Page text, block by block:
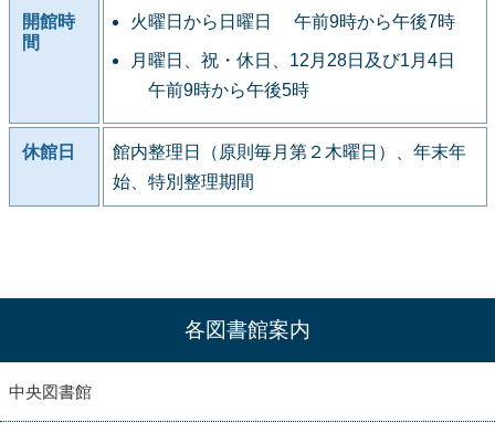
開館時
間
火曜日から日曜日 午前9時から午後7時
月曜日、祝・休日、12月28日及び1月4日
午前9時から午後5時
休館日
館内整理日（原則毎月第２木曜日）、年末年
始、特別整理期間
各図書館案内
中央図書館